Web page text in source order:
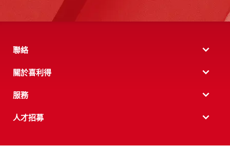
聯絡
關於喜利得
服務
人才招募